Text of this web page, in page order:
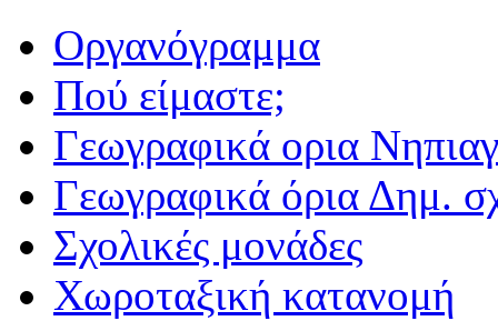
Οργανόγραμμα
Πού είμαστε;
Γεωγραφικά ορια
Γεωγραφικά όρια Δημ.
Σχολικές μονάδες
Χωροταξική κατανομή